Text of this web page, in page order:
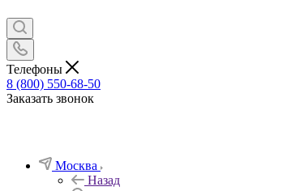
Телефоны
8 (800) 550-68-50
Заказать звонок
Москва
Назад